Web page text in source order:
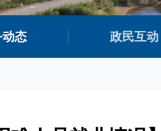
态 政民互动